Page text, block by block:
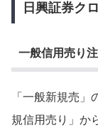
日興証券ク
一般信用売り
「一般新規売
規信用売り」か